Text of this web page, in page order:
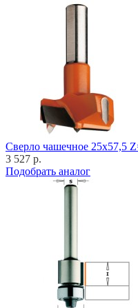
Cверло чашечное 25x57,5
3 527 р.
Подобрать аналог